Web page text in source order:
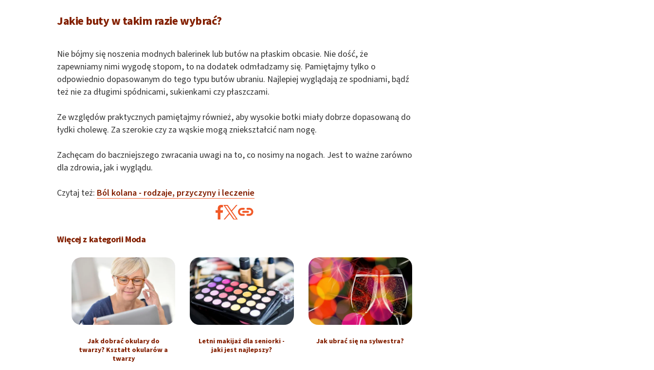
Jakie buty w takim razie wybrać?
Nie bójmy się noszenia modnych balerinek lub butów na płaskim obcasie. Nie dość, że
zapewniamy nimi wygodę stopom, to na dodatek odmładzamy się. Pamiętajmy tylko o
odpowiednio dopasowanym do tego typu butów ubraniu. Najlepiej wyglądają ze spodniami, bądź
też nie za długimi spódnicami, sukienkami czy płaszczami.
Ze względów praktycznych pamiętajmy również, aby wysokie botki miały dobrze dopasowaną do
łydki cholewę. Za szerokie czy za wąskie mogą zniekształcić nam nogę.
Zachęcam do baczniejszego zwracania uwagi na to, co nosimy na nogach. Jest to ważne zarówno
dla zdrowia, jak i wyglądu.
Czytaj też: Ból kolana - rodzaje, przyczyny i leczenie
Więcej z kategorii Moda
Jak dobrać okulary do
twarzy? Kształt okularów a
twarzy
Letni makijaż dla seniorki -
jaki jest najlepszy?
Jak ubrać się na sylwestra?